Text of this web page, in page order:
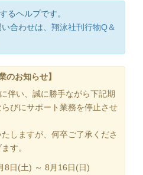
るヘルプです。
合わせは、 翔泳社刊行物Q＆
のお知らせ】
伴い、誠に勝手ながら下記期
びにサポート業務を停止させ
しますが、何卒ご了承くださ
す。
日(土) ～ 8月16日(日)